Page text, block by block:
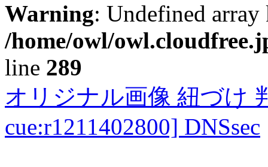
Warning: Undefined
/home/owl/
line 289
オリジナル画像 紐づけ
cue:r1211402800] DNSsec